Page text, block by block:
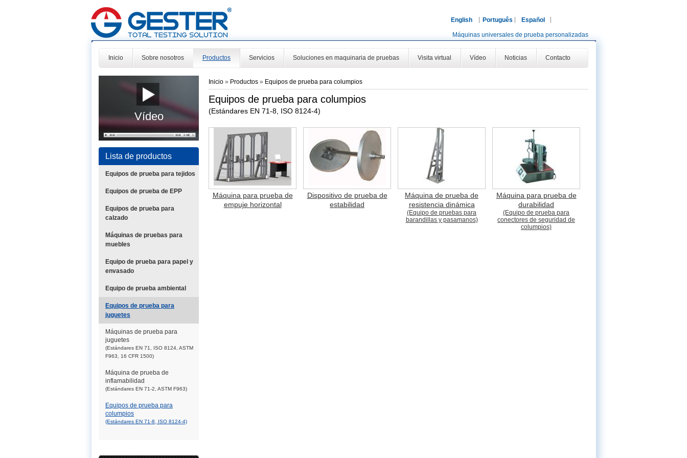
English Português Español
Máquinas universales de prueba personalizadas
Inicio Sobre nosotros Productos Servicios Soluciones en maquinaria de pruebas Visita virtual Vídeo Noticias Contacto
Vídeo
Lista de productos
Equipos de prueba para tejidos
Equipos de prueba de EPP
Equipos de prueba para
calzado
Máquinas de pruebas para
muebles
Equipo de prueba para papel y
envasado
Equipo de prueba ambiental
Equipos de prueba para
juguetes
Máquinas de prueba para
juguetes
(Estándares EN 71, ISO 8124, ASTM
F963, 16 CFR 1500)
Máquina de prueba de
inflamabilidad
(Estándares EN 71-2, ASTM F963)
Equipos de prueba para
columpios
(Estándares EN 71-8, ISO 8124-4)
Inicio » Productos » Equipos de prueba para columpios
Equipos de prueba para columpios
(Estándares EN 71-8, ISO 8124-4)
Máquina para prueba de
empuje horizontal
Dispositivo de prueba de
estabilidad
Máquina de prueba de
resistencia dinámica
(Equipo de pruebas para
barandillas y pasamanos)
Máquina para prueba de
durabilidad
(Equipo de prueba para
conectores de seguridad de
columpios)